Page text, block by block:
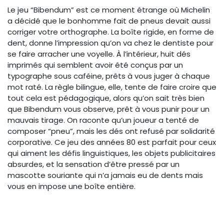
Le jeu “Bibendum” est ce moment étrange où Michelin
a décidé que le bonhomme fait de pneus devait aussi
corriger votre orthographe. La boîte rigide, en forme de
dent, donne l’impression qu’on va chez le dentiste pour
se faire arracher une voyelle. À l’intérieur, huit dés
imprimés qui semblent avoir été conçus par un
typographe sous caféine, prêts à vous juger à chaque
mot raté. La règle bilingue, elle, tente de faire croire que
tout cela est pédagogique, alors qu’on sait très bien
que Bibendum vous observe, prêt à vous punir pour un
mauvais tirage. On raconte qu’un joueur a tenté de
composer “pneu”, mais les dés ont refusé par solidarité
corporative. Ce jeu des années 80 est parfait pour ceux
qui aiment les défis linguistiques, les objets publicitaires
absurdes, et la sensation d’être pressé par un
mascotte souriante qui n’a jamais eu de dents mais
vous en impose une boîte entière.